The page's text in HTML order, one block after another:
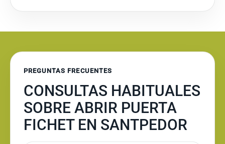
PREGUNTAS FRECUENTES
CONSULTAS HABITUALES
SOBRE ABRIR PUERTA
FICHET EN SANTPEDOR